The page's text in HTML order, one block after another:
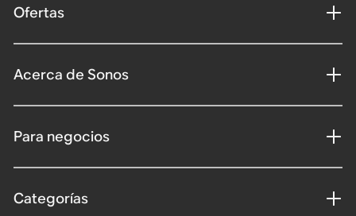
Ofertas
Acerca de Sonos
Para negocios
Categorías